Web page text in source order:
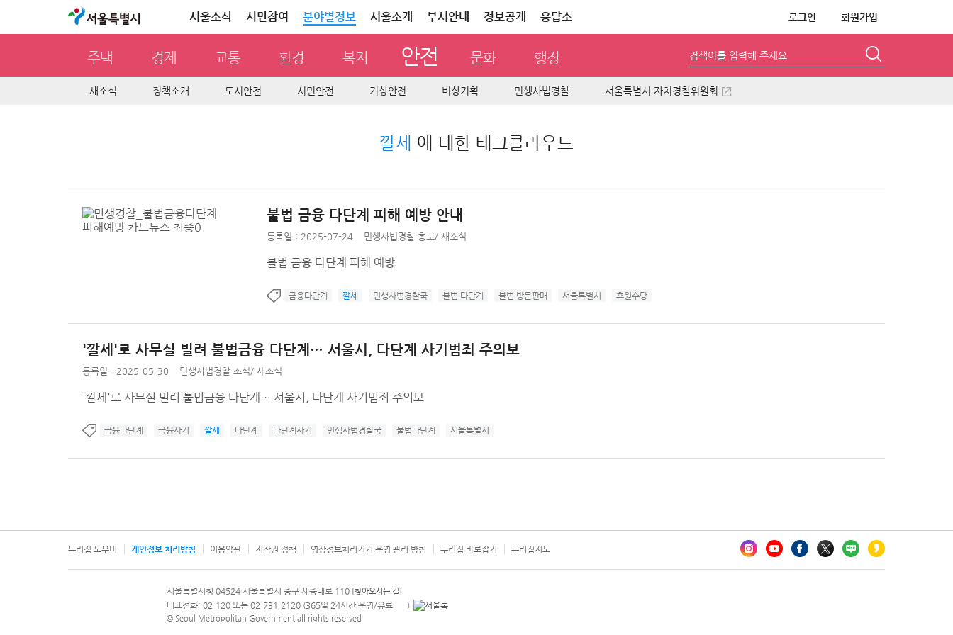
서울특별시 서울소식 시민참여 분야별정보 서울소개 부서안내 정보공개 응답소 로그인 회원가입
주택 경제 교통 환경 복지 안전 문화 행정 검색어를 입력해 주세요
새소식 정책소개 도시안전 시민안전 기상안전 비상기획 민생사법경찰 서울특별시 자치경찰위원회
깔세 에 대한 태그클라우드
불법 금융 다단계 피해 예방 안내
등록일 : 2025-07-24 민생사법경찰 홍보/ 새소식
불법 금융 다단계 피해 예방
금융다단계 깔세 민생사법경찰국 불법 다단계 불법 방문판매 서울특별시 후원수당
'깔세'로 사무실 빌려 불법금융 다단계… 서울시, 다단계 사기범죄 주의보
등록일 : 2025-05-30 민생사법경찰 소식/ 새소식
'깔세'로 사무실 빌려 불법금융 다단계… 서울시, 다단계 사기범죄 주의보
금융다단계 금융사기 깔세 다단계 다단계사기 민생사법경찰국 불법다단계 서울특별시
누리집 도우미 개인정보 처리방침 이용약관 저작권 정책 영상정보처리기기 운영·관리 방침 누리집 바로잡기 누리집지도
문의 전화번호 120, 120 다산콜재단
서울특별시청 04524 서울특별시 중구 세종대로 110 [찾아오시는 길]
대표전화: 02-120 또는 02-731-2120 (365일 24시간 운영/유료 안내팝업 열기
)
© Seoul Metropolitan Government all rights reserved